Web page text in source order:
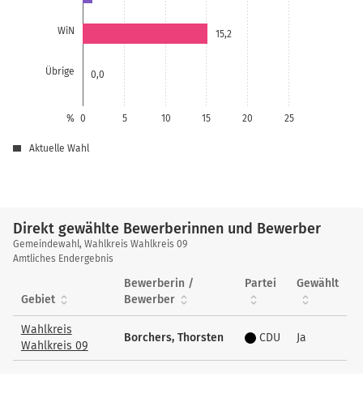
WiN
Übrige
0 5 10 15 20 25
%
15,2
0,0
Aktuelle Wahl
Direkt gewählte Bewerberinnen und Bewerber
Direkt
gewählte
und
Bewerber
Gemeindewahl, Wahlkreis Wahlkreis 09
Amtliches Endergebnis
Gebiet
Bewerberin /
Bewerber
Partei Gewählt
Wahlkreis
Wahlkreis 09
Borchers, Thorsten CDU Ja